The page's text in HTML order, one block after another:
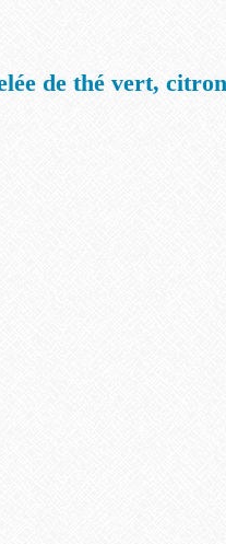
de thé vert,